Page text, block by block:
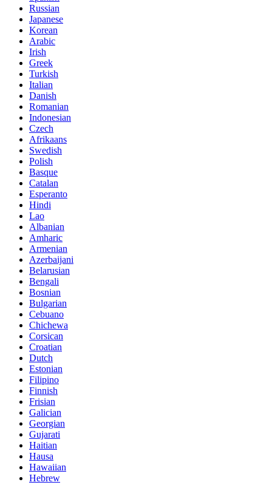
Russian
Japanese
Korean
Arabic
Irish
Greek
Turkish
Italian
Danish
Romanian
Indonesian
Czech
Afrikaans
Swedish
Polish
Basque
Catalan
Esperanto
Hindi
Lao
Albanian
Amharic
Armenian
Azerbaijani
Belarusian
Bengali
Bosnian
Bulgarian
Cebuano
Chichewa
Corsican
Croatian
Dutch
Estonian
Filipino
Finnish
Frisian
Galician
Georgian
Gujarati
Haitian
Hausa
Hawaiian
Hebrew